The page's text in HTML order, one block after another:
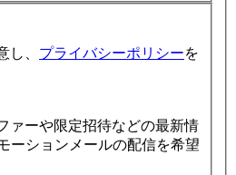
し、 プライバシーポリシーを
ァーや限定招待などの最新情
ーションメールの配信を希望